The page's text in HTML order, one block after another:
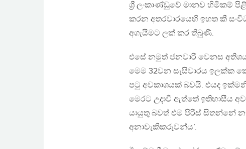
ශ්‍රී ලංකාණ්ඩුවේ මානව හිමිකම්
කරන අතරවාරයෙහි ඉහත කී
අගැයීමට ලක් කර තිබුණි.
එසේ නමුත් ජනවාරි වෙනස
මෙම 32වන සැසිවාරය ඉලක්ක
පටු අවකාශයක් බවයි. එයද
මෙරට උදාවී ඇත්තේ ඉතිහාසීය
යායුතු බවත් එම පිරිස් සිතන්නේ
අනාවැකිකරුවන්ය’.